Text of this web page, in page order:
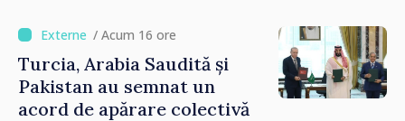
/ Acum 16 ore
Turcia, Arabia Saudită și
Pakistan au semnat un
acord de apărare colectivă